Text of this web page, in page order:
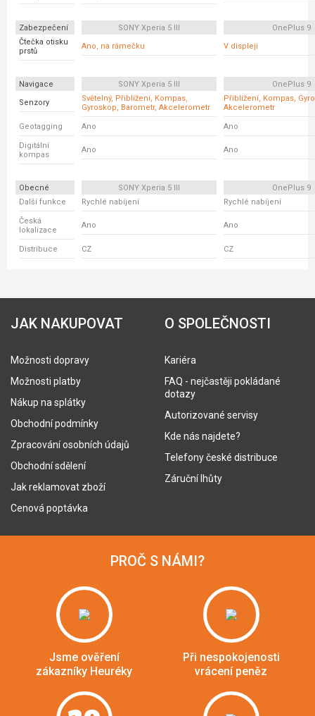
Zabezpečení SONY Xperia 5 III
OnePlus 9
Čtečka otisku
prstů
Ano, na rámečku V displeji
Navigace SONY Xperia 5 III
OnePlus 9
Senzory
Světelný, Přiblížení, Kompas,
Gyroskop, Barometr, Akcelerometr
Přiblížení, Kompas,
Akcelerometr
Geotagging Ano Ano
Digitální
kompas
Ano Ano
Obecné SONY Xperia 5 III
OnePlus 9
Další funkce
Rychlé nabíjení Rychlé nabíjení
Česká
lokalizace
Ano Ano
Distribuce CZ CZ
JAK NAKUPOVAT
Možnosti dopravy
Možnosti platby
Nákup na splátky
Obchodní podmínky
Zpracování osobních údajů
Obchodní sdělení
Jak reklamovat zboží
Cenová poptávka
O SPOLEČNOSTI
Kariéra
FAQ - nejčastěji pokládané
dotazy
Autorizované servisy
Kde nás najdete?
Telefony české distribuce
Záruční lhůty
PROČ S NÁMI?
Jsme ověření
zákazníky Heuréky
Při nespokojenosti
vrácení peněz